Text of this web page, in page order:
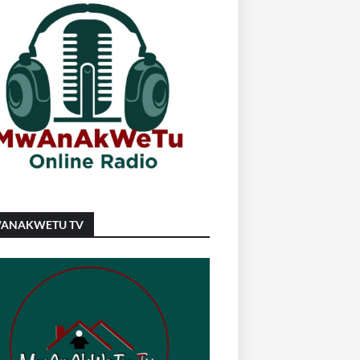
TV